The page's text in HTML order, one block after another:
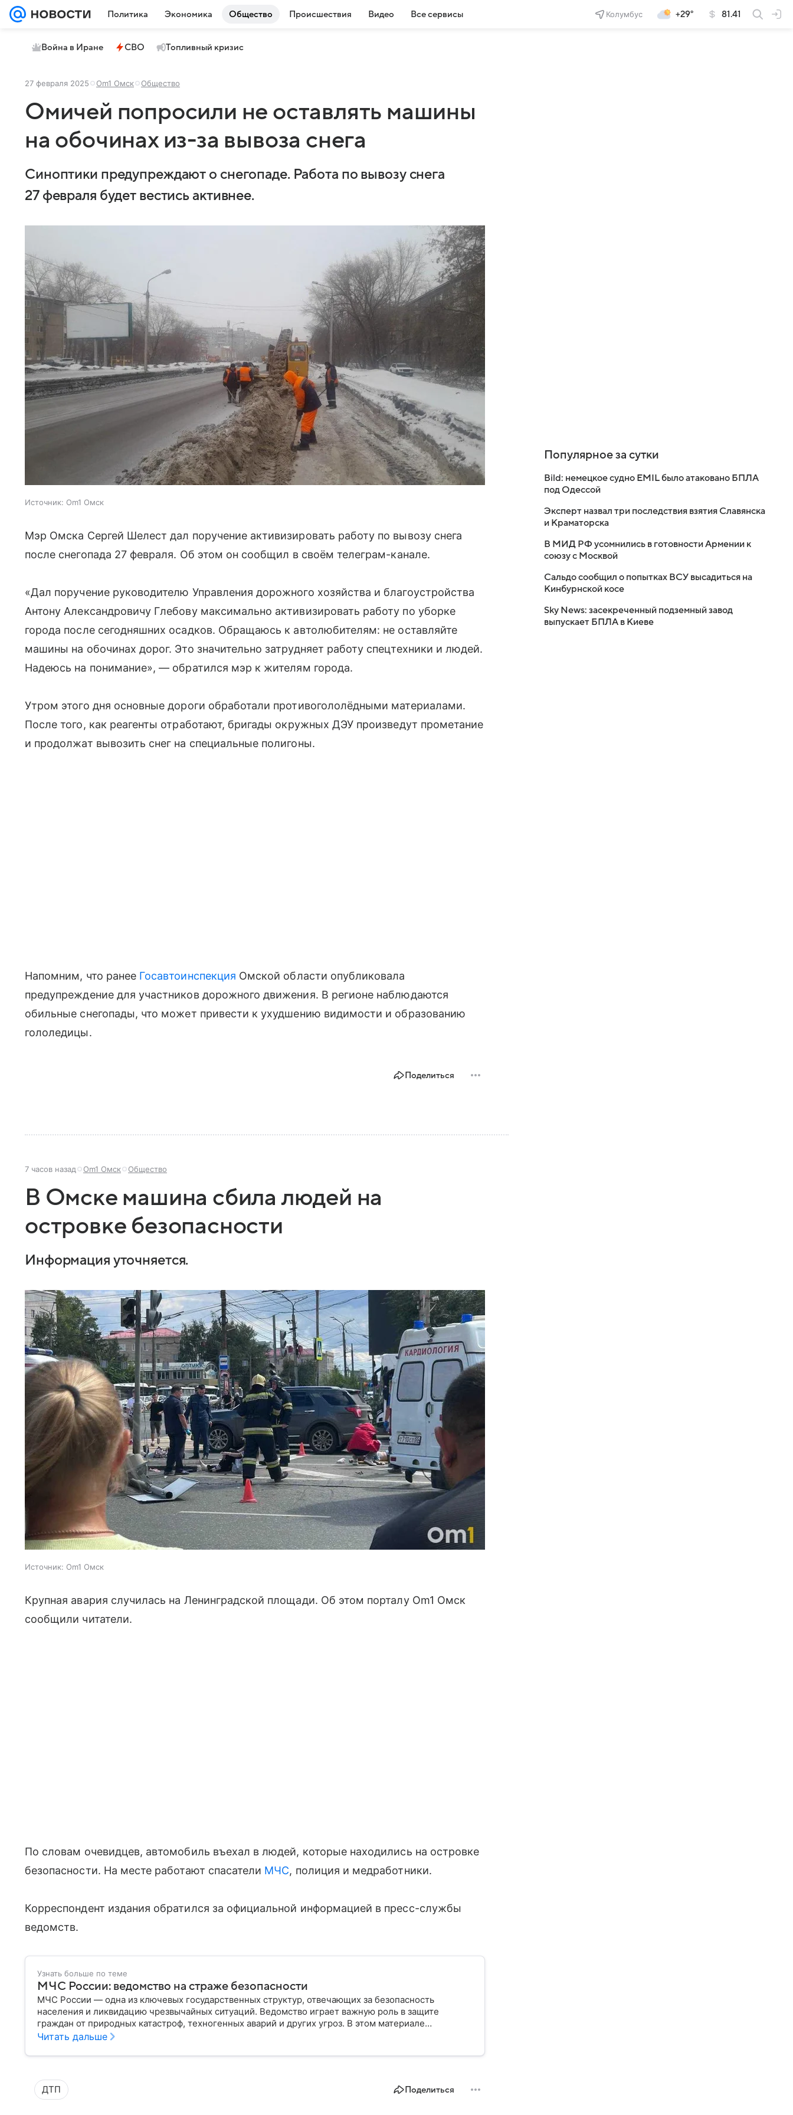
Политика Экономика Общество Происшествия Видео Все сервисы Колумбус +29° 81.41
Война в Иране СВО Топливный кризис
27 февраля 2025 Om1 Омск Общество
Омичей попросили не оставлять машины
на обочинах из-за вывоза снега
Синоптики предупреждают о снегопаде. Работа по вывозу снега
27 февраля будет вестись активнее.
Источник: Om1 Омск
Мэр Омска Сергей Шелест дал поручение активизировать работу по вывозу снега
после снегопада 27 февраля. Об этом он сообщил в своём телеграм-канале.
«Дал поручение руководителю Управления дорожного хозяйства и благоустройства
Антону Александровичу Глебову максимально активизировать работу по уборке
города после сегодняшних осадков. Обращаюсь к автолюбителям: не оставляйте
машины на обочинах дорог. Это значительно затрудняет работу спецтехники и людей.
Надеюсь на понимание», — обратился мэр к жителям города.
Утром этого дня основные дороги обработали противогололёдными материалами.
После того, как реагенты отработают, бригады окружных ДЭУ произведут прометание
и продолжат вывозить снег на специальные полигоны.
Напомним, что ранее Госавтоинспекция Омской области опубликовала
предупреждение для участников дорожного движения. В регионе наблюдаются
обильные снегопады, что может привести к ухудшению видимости и образованию
гололедицы.
Поделиться
7 часов назад Om1 Омск Общество
В Омске машина сбила людей на
островке безопасности
Информация уточняется.
Источник: Om1 Омск
Крупная авария случилась на Ленинградской площади. Об этом порталу Om1 Омск
сообщили читатели.
По словам очевидцев, автомобиль въехал в людей, которые находились на островке
безопасности. На месте работают спасатели МЧС, полиция и медработники.
Корреспондент издания обратился за официальной информацией в пресс-службы
ведомств.
Узнать больше по теме
МЧС России: ведомство на страже безопасности
МЧС России — одна из ключевых государственных структур, отвечающих за безопасность
населения и ликвидацию чрезвычайных ситуаций. Ведомство играет важную роль в защите
граждан от природных катастроф, техногенных аварий и других угроз. В этом материале
разбираем, что представляет собой МЧС, как оно устроено, какие задачи выполняет и какую роль
Читать дальше
ДТП Поделиться
Популярное за сутки
Bild: немецкое судно EMIL было атаковано БПЛА
под Одессой
Эксперт назвал три последствия взятия Славянска
и Краматорска
В МИД РФ усомнились в готовности Армении к
союзу с Москвой
Сальдо сообщил о попытках ВСУ высадиться на
Кинбурнской косе
Sky News: засекреченный подземный завод
выпускает БПЛА в Киеве